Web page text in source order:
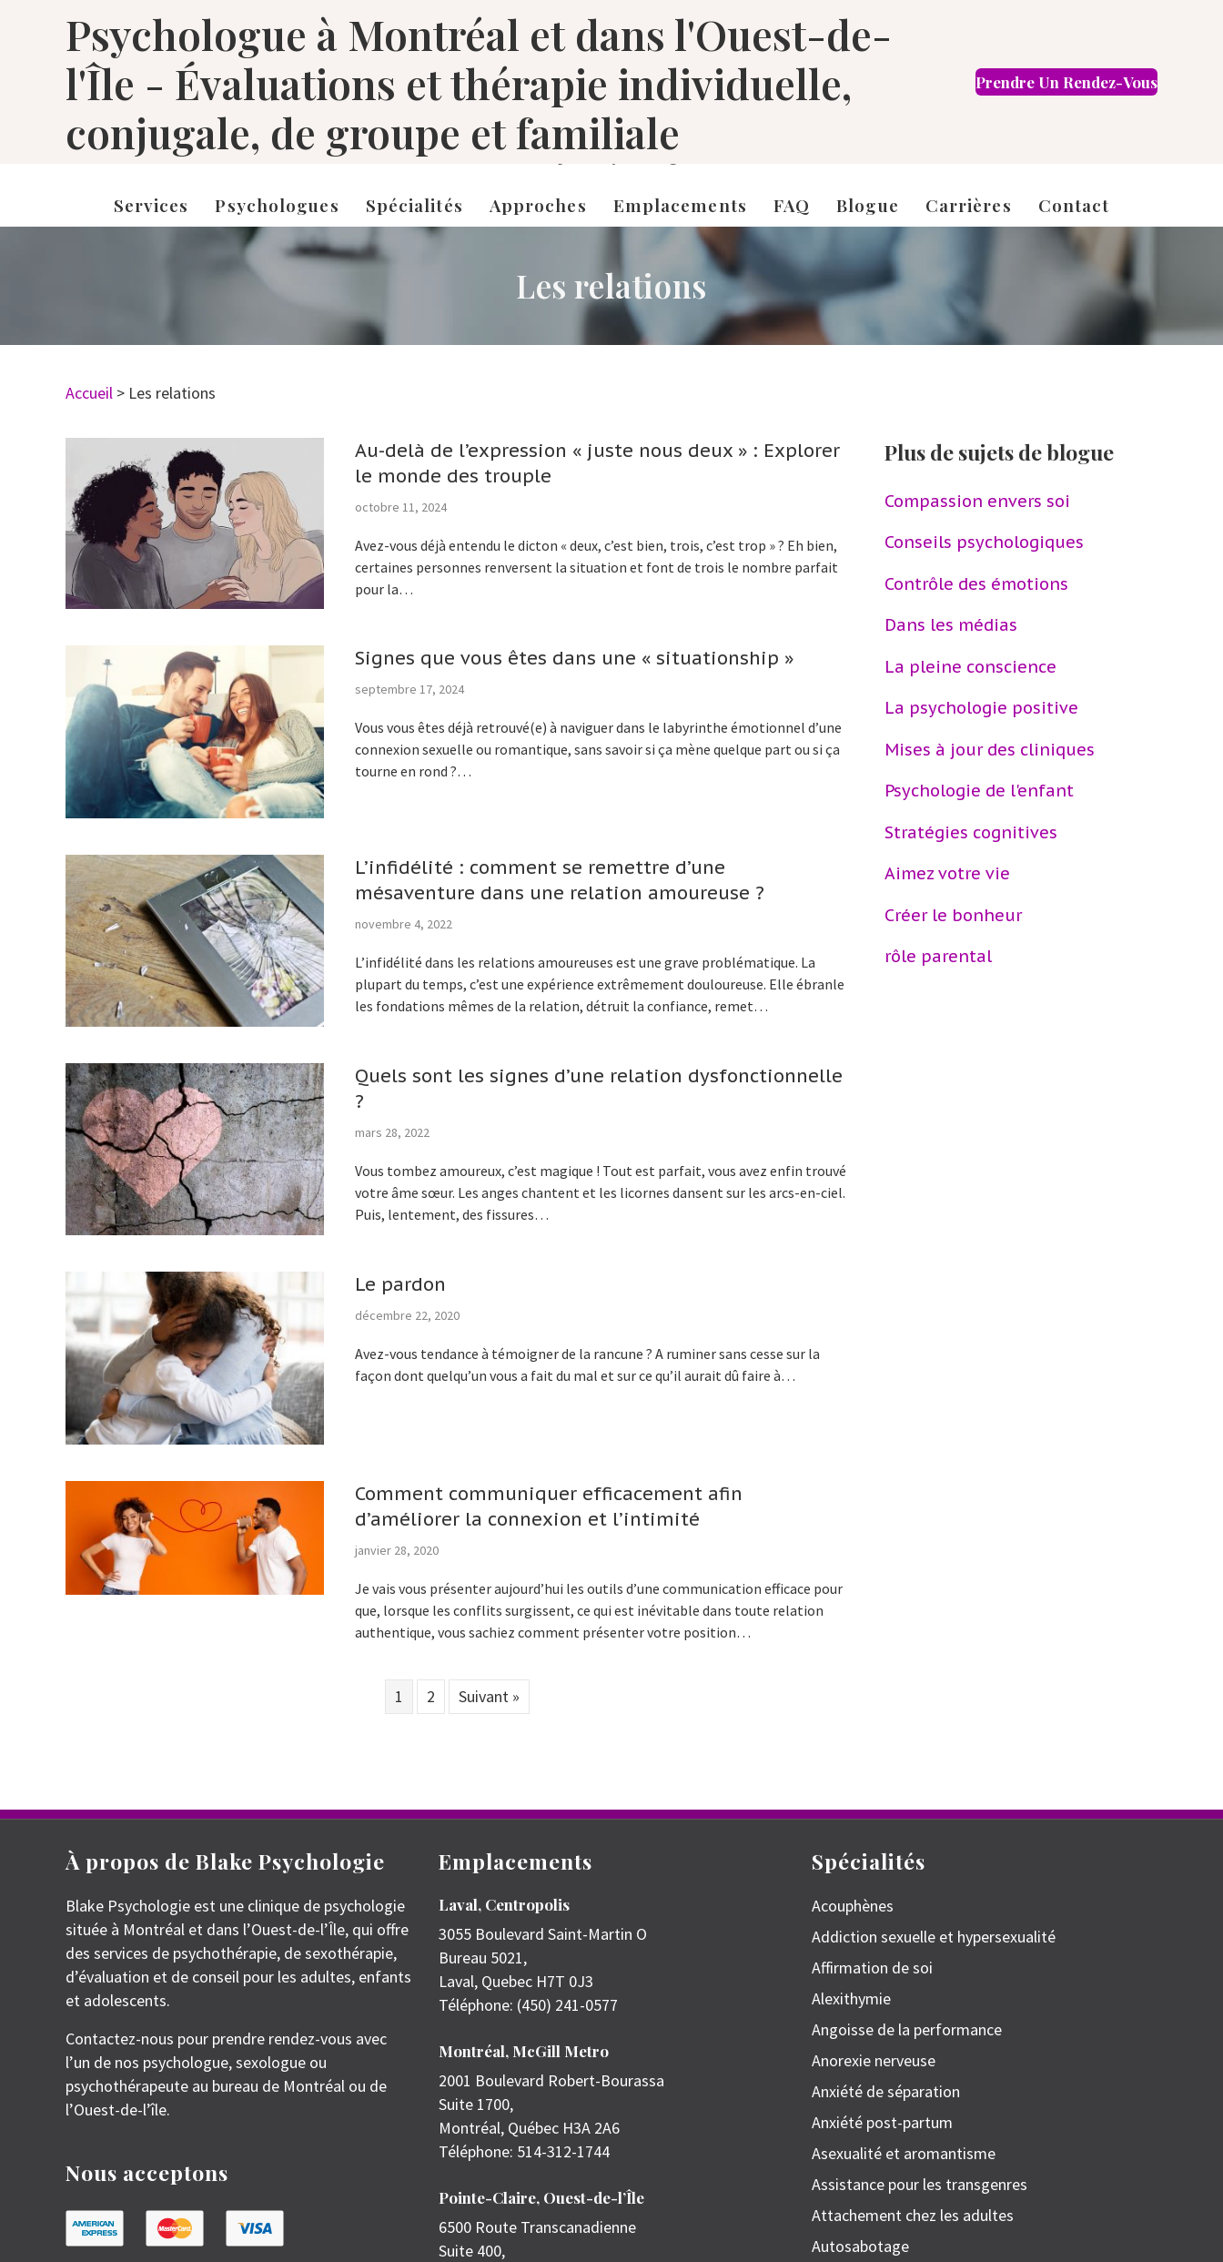
Psychologue à Montréal et dans l'Ouest-de-
l'Île - Évaluations et thérapie individuelle,
conjugale, de groupe et familiale
Prendre Un Rendez-Vous
Services Psychologues Spécialités Approches Emplacements FAQ Blogue Carrières Contact
Les relations
Accueil > Les relations
Au-delà de l’expression « juste nous deux » : Explorer
le monde des trouple
octobre 11, 2024
Avez-vous déjà entendu le dicton « deux, c’est bien, trois, c’est trop » ? Eh bien,
certaines personnes renversent la situation et font de trois le nombre parfait
pour la…
Signes que vous êtes dans une « situationship »
septembre 17, 2024
Vous vous êtes déjà retrouvé(e) à naviguer dans le labyrinthe émotionnel d’une
connexion sexuelle ou romantique, sans savoir si ça mène quelque part ou si ça
tourne en rond ?…
L’infidélité : comment se remettre d’une
mésaventure dans une relation amoureuse ?
novembre 4, 2022
L’infidélité dans les relations amoureuses est une grave problématique. La
plupart du temps, c’est une expérience extrêmement douloureuse. Elle ébranle
les fondations mêmes de la relation, détruit la confiance, remet…
Quels sont les signes d’une relation dysfonctionnelle
?
mars 28, 2022
Vous tombez amoureux, c’est magique ! Tout est parfait, vous avez enfin trouvé
votre âme sœur. Les anges chantent et les licornes dansent sur les arcs-en-ciel.
Puis, lentement, des fissures…
Le pardon
décembre 22, 2020
Avez-vous tendance à témoigner de la rancune ? A ruminer sans cesse sur la
façon dont quelqu’un vous a fait du mal et sur ce qu’il aurait dû faire à…
Comment communiquer efficacement afin
d’améliorer la connexion et l’intimité
janvier 28, 2020
Je vais vous présenter aujourd’hui les outils d’une communication efficace pour
que, lorsque les conflits surgissent, ce qui est inévitable dans toute relation
authentique, vous sachiez comment présenter votre position…
1 2 Suivant »
Plus de sujets de blogue
Compassion envers soi
Conseils psychologiques
Contrôle des émotions
Dans les médias
La pleine conscience
La psychologie positive
Mises à jour des cliniques
Psychologie de l'enfant
Stratégies cognitives
Aimez votre vie
Créer le bonheur
rôle parental
À propos de Blake Psychologie
Blake Psychologie est une clinique de psychologie
située à Montréal et dans l’Ouest-de-l’Île, qui offre
des services de psychothérapie, de sexothérapie,
d’évaluation et de conseil pour les adultes, enfants
et adolescents.
Contactez-nous pour prendre rendez-vous avec
l’un de nos psychologue, sexologue ou
psychothérapeute au bureau de Montréal ou de
l’Ouest-de-l’île.
Nous acceptons
Emplacements
Laval, Centropolis
3055 Boulevard Saint-Martin O
Bureau 5021,
Laval, Quebec H7T 0J3
Téléphone: (450) 241-0577
Montréal, McGill Metro
2001 Boulevard Robert-Bourassa
Suite 1700,
Montréal, Québec H3A 2A6
Téléphone: 514-312-1744
Pointe-Claire, Ouest-de-l’Île
6500 Route Transcanadienne
Suite 400,
Spécialités
Acouphènes
Addiction sexuelle et hypersexualité
Affirmation de soi
Alexithymie
Angoisse de la performance
Anorexie nerveuse
Anxiété de séparation
Anxiété post-partum
Asexualité et aromantisme
Assistance pour les transgenres
Attachement chez les adultes
Autosabotage